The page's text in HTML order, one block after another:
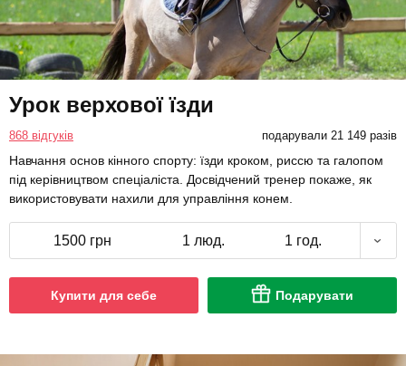
Урок верхової їзди
868 відгуків подарували 21 149 разів
Навчання основ кінного спорту: їзди кроком, риссю та галопом
під керівництвом спеціаліста. Досвідчений тренер покаже, як
використовувати нахили для управління конем.
1500 грн 1 люд. 1 год.
Купити для себе Подарувати